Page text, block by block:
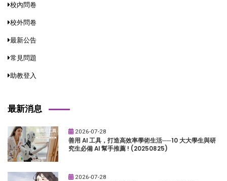
校內問卷
校外問卷
最新公告
常見問題
助教登入
最新消息
2026-07-28
善用 AI 工具，打造高效率學術生活──10 大大學生與研
究生必備 AI 幫手推薦 ! (20250825)
2026-07-28